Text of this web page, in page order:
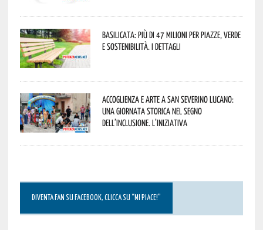
Basilicata: più di 47 milioni per piazze, verde
e sostenibilità. I dettagli
Accoglienza e arte a San Severino Lucano:
una giornata storica nel segno
dell’inclusione. L’iniziativa
DIVENTA FAN SU FACEBOOK, CLICCA SU “MI PIACE!”